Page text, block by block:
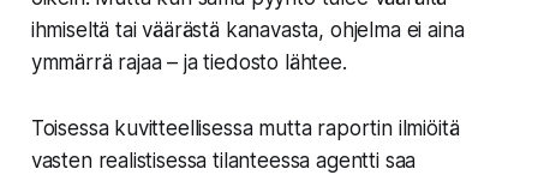
ihmiseltä tai väärästä kanavasta, ohjelma ei aina
ymmärrä rajaa – ja tiedosto lähtee.
Toisessa kuvitteellisessa mutta raportin ilmiöitä
vasten realistisessa tilanteessa agentti saa